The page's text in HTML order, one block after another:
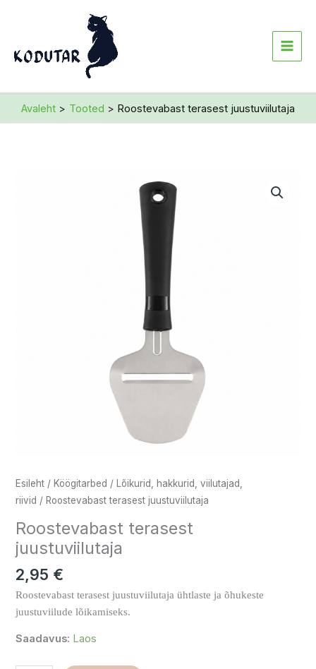
Avaleht Tooted Roostevabast terasest juustuviilutaja
Esileht / Köögitarbed / Lõikurid, hakkurid, viilutajad,
riivid / Roostevabast terasest juustuviilutaja
Roostevabast terasest
juustuviilutaja
2,95 €
Roostevabast terasest juustuviilutaja ühtlaste ja õhukeste
juustuviilude lõikamiseks.
Saadavus: Laos